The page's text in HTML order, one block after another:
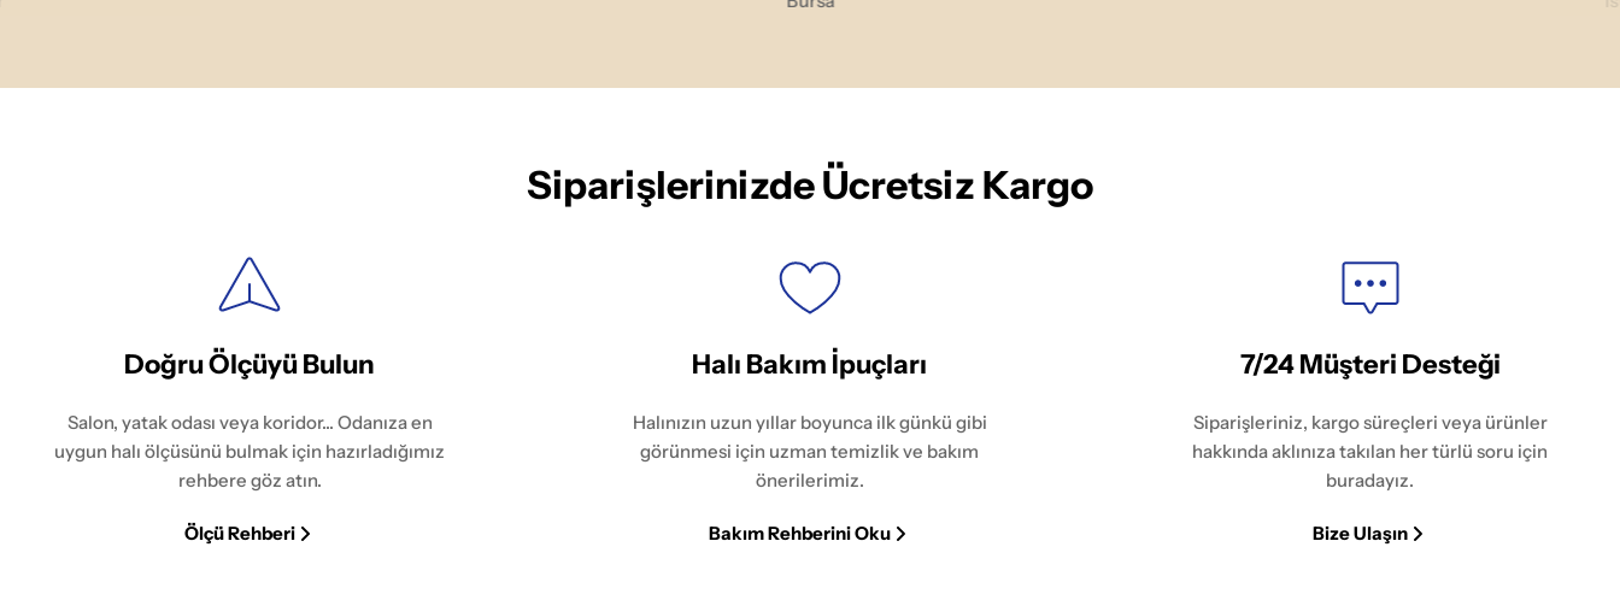
Siparişlerinizde Ücretsiz Kargo
Doğru Ölçüyü Bulun
Salon, yatak odası veya koridor... Odanıza en
uygun halı ölçüsünü bulmak için hazırladığımız
rehbere göz atın.
Ölçü Rehberi
Halı Bakım İpuçları
Halınızın uzun yıllar boyunca ilk günkü gibi
görünmesi için uzman temizlik ve bakım
önerilerimiz.
Bakım Rehberini Oku
7/24 Müşteri Desteği
Siparişleriniz, kargo süreçleri veya ürünler
hakkında aklınıza takılan her türlü soru için
buradayız.
Bize Ulaşın